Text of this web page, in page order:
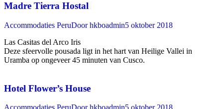
Madre Tierra Hostal
Accommodaties PeruDoorhkboadmin5 oktober 2018
Las Casitas del Arco Iris
Deze sfeervolle pousada ligt in het hart van Heilige Vallei in
Uramba op ongeveer 45 minuten van Cusco. ‍
Hotel Flower’s House